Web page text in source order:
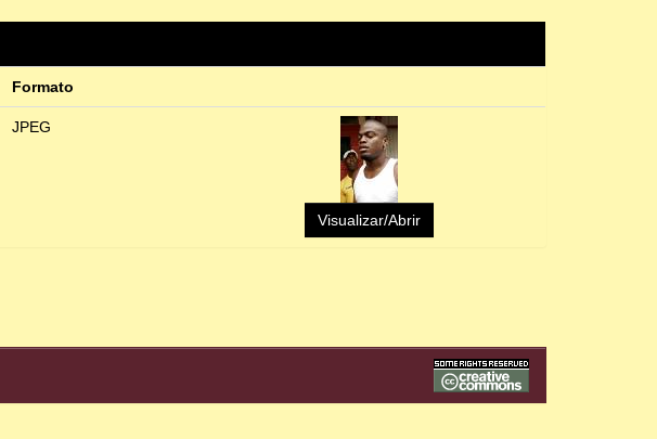
Formato
JPEG
Visualizar/Abrir